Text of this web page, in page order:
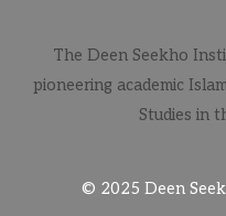
The Deen Seekho
pioneering academic
Studies in
© 2025 Deen